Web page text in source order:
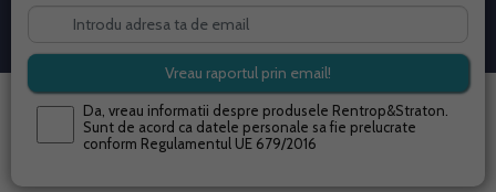
Da, vreau informatii despre produsele Rentrop&Straton.
Sunt de acord ca datele personale sa fie prelucrate
conform Regulamentul UE 679/2016
Despre cookies
Termeni si conditii
Contact
© 2026 portalpfa.ro. Toate drepturile rezervate.